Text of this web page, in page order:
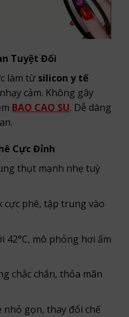
Tuyệt Đối
làm từ silicon y tế
cảm. Không gây
BAO CAO SU. Dễ dàng
Cực Đỉnh
thụt mạnh nhẹ tuỳ
cực phê, tập trung vào
mô phỏng hơi ấm
chắc chắn, thỏa mãn
nhỏ gọn, thay đổi chế